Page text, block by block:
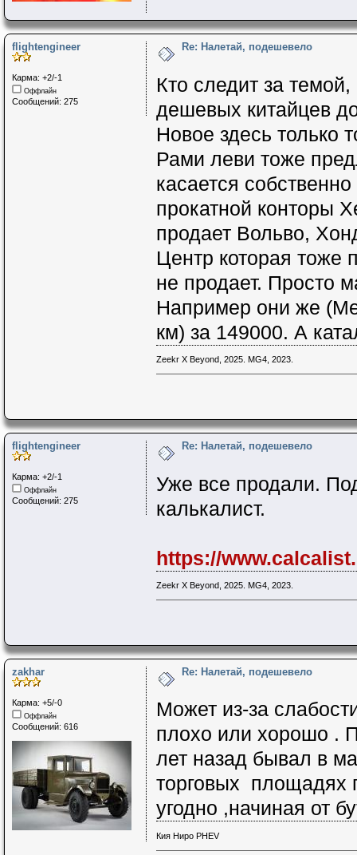
flightengineer
Карма: +2/-1
Оффлайн
Сообщений: 275
Re: Налетай, подешевело
Кто следит за
дешевых китайцев
Новое здесь только
Рами леви тоже
касается
прокатной конторы
продает Вольво,
Центр которая тоже
не продает. Просто
Например они же
км) за 149000. А
Zeekr X Beyond, 2025. MG4, 2023.
flightengineer
Карма: +2/-1
Оффлайн
Сообщений: 275
Re: Налетай, подешевело
Уже все продали.
калькалист.
https://
Zeekr X Beyond, 2025. MG4, 2023.
zakhar
Карма: +5/-0
Оффлайн
Сообщений: 616
Re: Налетай, подешевело
Может из-за
плохо или хорошо .
лет назад бывал в
торговых площадях
угодно ,начиная от
Кия Ниро PHEV